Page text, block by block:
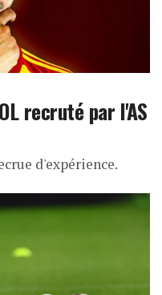
recruté par l'AS
d'expérience.